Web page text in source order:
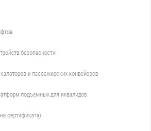
безопасности
и пассажирских конвейеров
подъемных для инвалидов
сертификата)